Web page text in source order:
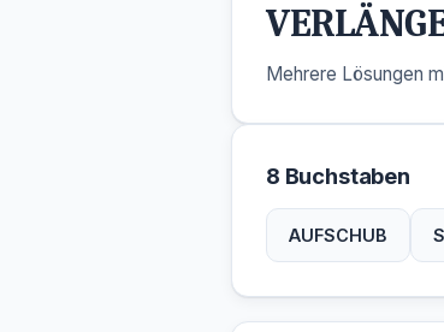
Mehrere Lösungen
8 Buchstaben
AUFSCHUB